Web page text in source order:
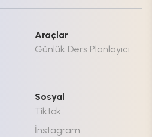
Araçlar
Günlük Ders Planlayıcı
Sosyal
Tiktok
İnstagram